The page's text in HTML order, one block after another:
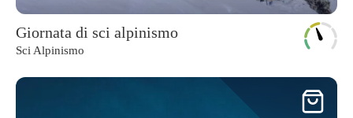
Giornata di sci alpinismo
Sci Alpinismo